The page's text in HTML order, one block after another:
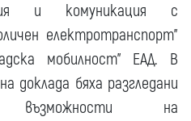
и комуникация с
електротранспорт”
мобилност” ЕАД. В
доклада бяха разгледани
възможности на